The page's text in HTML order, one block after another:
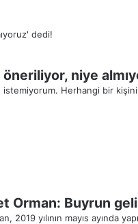
niye
istemiyorum. Herhangi bir
Orman: Buyrun
2019 yılının mayıs ayında